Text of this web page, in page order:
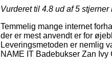
Vurderet til 4.8 ud af 5 stjerner
Temmelig mange internet
der er mest anvendt er for
Leveringsmetoden er nemlig
NAME IT Badebukser Zan Ivy